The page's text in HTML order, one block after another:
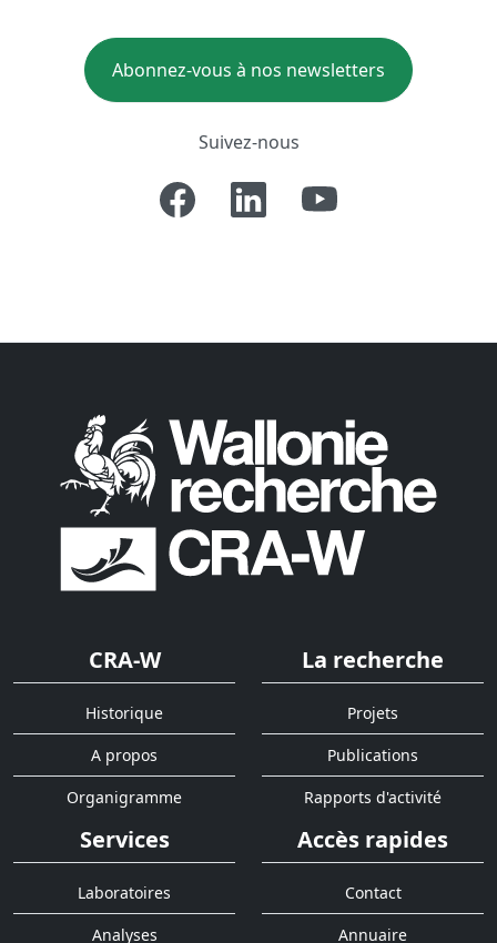
Abonnez-vous à nos newsletters
Suivez-nous
CRA-W
Historique
A propos
Organigramme
La recherche
Projets
Publications
Rapports d'activité
Services
Laboratoires
Analyses
Accès rapides
Contact
Annuaire